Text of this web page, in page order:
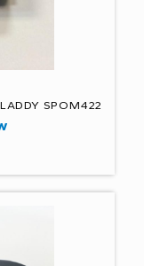
SPOM422